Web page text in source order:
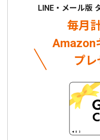
LINE・メール版
毎月
Amazon
プレ